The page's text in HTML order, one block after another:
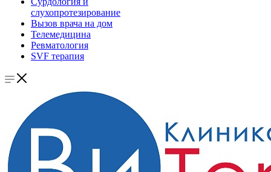
слухопротезирование
Вызов врача на дом
Телемедицина
Ревматология
SVF терапия